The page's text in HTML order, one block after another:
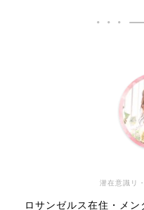
潜在意識リ
ロサンゼルス在住・メン